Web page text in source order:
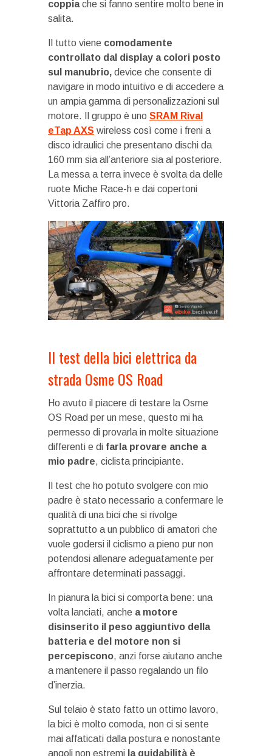
coppiache si fanno sentire molto bene in
salita.
Il tutto viene comodamente
controllato dal display a colori posto
sul manubrio, device che consente di
navigare in modo intuitivo e di accedere a
un ampia gamma di personalizzazioni sul
motore. Il gruppo è uno SRAM Rival
eTap AXS wireless così come i freni a
disco idraulici che presentano dischi da
160 mm sia all’anteriore sia al posteriore.
La messa a terra invece è svolta da delle
ruote Miche Race-h e dai copertoni
Vittoria Zaffiro pro.
Il test della bici elettrica da
strada Osme OS Road
Ho avuto il piacere di testare la Osme
OS Road per un mese, questo mi ha
permesso di provarla in molte situazione
differenti e di farla provare anche a
mio padre, ciclista principiante.
Il test che ho potuto svolgere con mio
padre è stato necessario a confermare le
qualità di una bici che si rivolge
soprattutto a un pubblico di amatori che
vuole godersi il ciclismo a pieno pur non
potendosi allenare adeguatamente per
affrontare determinati passaggi.
In pianura la bici si comporta bene: una
volta lanciati, anche a motore
disinserito il peso aggiuntivo della
batteria e del motore non si
percepiscono, anzi forse aiutano anche
a mantenere il passo regalando un filo
d’inerzia.
Sul telaio è stato fatto un ottimo lavoro,
la bici è molto comoda, non ci si sente
mai affaticati dalla postura e nonostante
angoli non estremi la guidabilità è